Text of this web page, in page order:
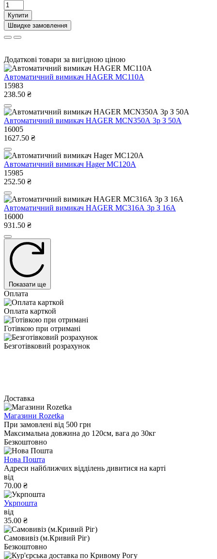
Купити
Швидке замовлення
Додаткові товари за вигідною ціною
Автоматичний вимикач HAGER MC110A
15983
238.50 ₴
Автоматичний вимикач HAGER МСN350А 3р З 50А
16005
1627.50 ₴
Автоматичний вимикач Hager MC120A
15985
252.50 ₴
Автоматичний вимикач HAGER МС316А 3р З 16А
16000
931.50 ₴
Показати ще
Оплата
Оплата карткой
Готівкою при отримані
Безготівковий розрахунок
Доставка
Магазини Rozetka
При замовлені від 500 грн
Максимальна довжина до 120см, вага до 30кг
Безкоштовно
Нова Пошта
Адреси найближчих відділень дивитися на карті
від
70.00 ₴
Укрпошта
від
35.00 ₴
Самовивіз (м.Кривий Ріг)
Безкоштовно